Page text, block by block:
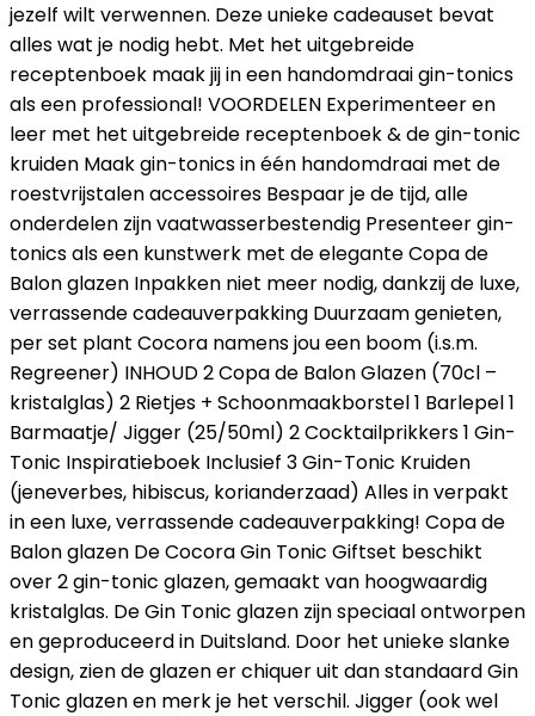
jezelf wilt verwennen. Deze unieke cadeauset bevat
alles wat je nodig hebt. Met het uitgebreide
receptenboek maak jij in een handomdraai gin-tonics
als een professional! VOORDELEN Experimenteer en
leer met het uitgebreide receptenboek & de gin-tonic
kruiden Maak gin-tonics in één handomdraai met de
roestvrijstalen accessoires Bespaar je de tijd, alle
onderdelen zijn vaatwasserbestendig Presenteer gin-
tonics als een kunstwerk met de elegante Copa de
Balon glazen Inpakken niet meer nodig, dankzij de luxe,
verrassende cadeauverpakking Duurzaam genieten,
per set plant Cocora namens jou een boom (i.s.m.
Regreener) INHOUD 2 Copa de Balon Glazen (70cl –
kristalglas) 2 Rietjes + Schoonmaakborstel 1 Barlepel 1
Barmaatje/ Jigger (25/50ml) 2 Cocktailprikkers 1 Gin-
Tonic Inspiratieboek Inclusief 3 Gin-Tonic Kruiden
(jeneverbes, hibiscus, korianderzaad) Alles in verpakt
in een luxe, verrassende cadeauverpakking! Copa de
Balon glazen De Cocora Gin Tonic Giftset beschikt
over 2 gin-tonic glazen, gemaakt van hoogwaardig
kristalglas. De Gin Tonic glazen zijn speciaal ontworpen
en geproduceerd in Duitsland. Door het unieke slanke
design, zien de glazen er chiquer uit dan standaard Gin
Tonic glazen en merk je het verschil. Jigger (ook wel